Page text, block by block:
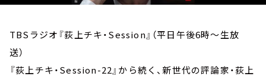
TBSラジオ『荻上チキ・Session』（平日午後6時～生放
送）
『荻上チキ・Session-22』から続く、新世代の評論家・荻上